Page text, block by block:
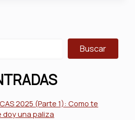
Buscar
2025 (Parte 1): Como te
una paliza